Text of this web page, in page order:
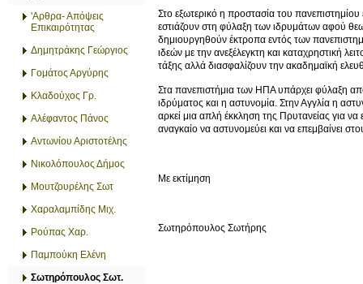
'Αρθρα- Απόψεις
Επικαιρότητας
Δημητράκης Γεώργιος
Γομάτος Αργύρης
Κλαδούχος Γρ.
Αλέφαντος Πάνος
Αντωνίου Αριστοτέλης
Νικολόπουλος Δήμος
Μουτζουρέλης Σωτ
Χαραλαμπίδης Μιχ.
Ρούπας Χαρ.
Παμπούκη Ελένη
Σωτηρόπουλος Σωτ.
Στο εξωτερικό η προστασία του
εστιάζουν στη φύλαξη των ιδρυμάτων αφού
δημιουργηθούν έκτροπα εντός των
ιδεών με την ανεξέλεγκτη και καταχρηστική
τάξης αλλά διασφαλίζουν την ακαδημαϊκή
Στα πανεπιστήμια των ΗΠΑ υπάρχει φύλαξη
ιδρύματος και η αστυνομία. Στην Αγγλία η
αρκεί μια απλή έκκληση της Πρυτανείας για να
αναγκαίο να αστυνομεύει και να επεμβαίνει
Με εκτίμηση
Σωτηρόπουλος Σωτήρης